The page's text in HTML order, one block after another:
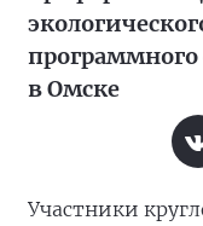
программного
в Омске
Участники